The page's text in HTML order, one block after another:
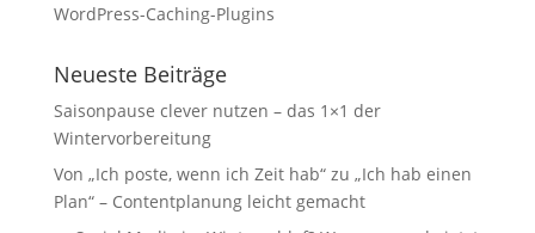
WordPress-Caching-Plugins
Neueste Beiträge
Saisonpause clever nutzen – das 1×1 der
Wintervorbereitung
Von „Ich poste, wenn ich Zeit hab“ zu „Ich hab einen
Plan“ – Contentplanung leicht gemacht